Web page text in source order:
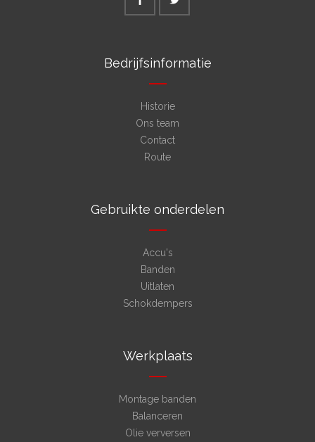
Bedrijfsinformatie
Historie
Ons team
Contact
Route
Gebruikte onderdelen
Accu's
Banden
Uitlaten
Schokdempers
Werkplaats
Montage banden
Balanceren
Olie verversen